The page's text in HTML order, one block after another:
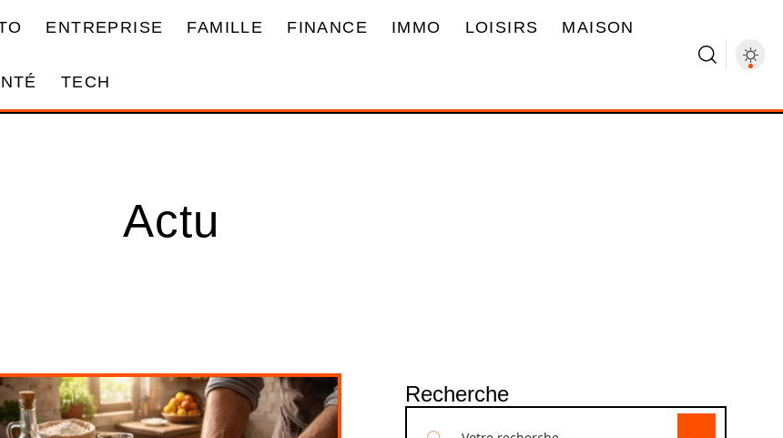
ENTREPRISE FAMILLE FINANCE IMMO LOISIRS MAISON
TECH
Actu
Recherche